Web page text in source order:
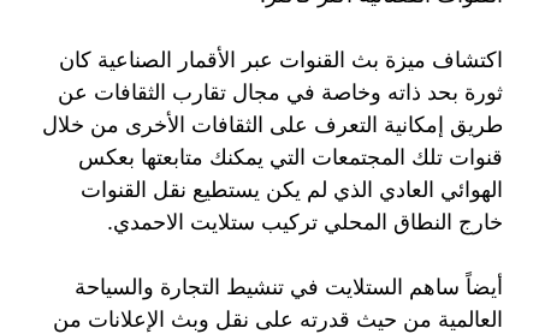
اكتشاف ميزة بث القنوات عبر الأقمار الصناعية كان
ثورة بحد ذاته وخاصة في مجال تقارب الثقافات عن
طريق إمكانية التعرف على الثقافات الأخرى من خلال
قنوات تلك المجتمعات التي يمكنك متابعتها بعكس
الهوائي العادي الذي لم يكن يستطيع نقل القنوات
خارج النطاق المحلي تركيب ستلايت الاحمدي.
أيضاً ساهم الستلايت في تنشيط التجارة والسياحة
العالمية من حيث قدرته على نقل وبث الإعلانات من